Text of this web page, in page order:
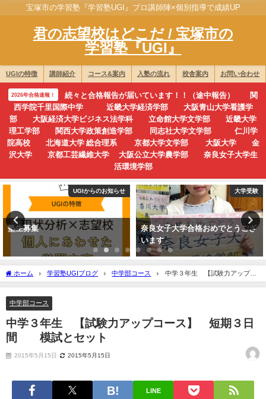
宝塚市の学習塾『学習塾UGI』プロ講師陣×個別指導で成績UP
君の志望校はどこだ / 宝塚市の
学習塾『UGI』
UGIの特徴 講師紹介 コース&案内 入塾の流れ 校舎案内 お問い合わせ
2026年合格速報！
続々と合格報告が届いています！！（途中報告） 関
西学院千里国際中学 近畿大学経済学部 大阪青山大学看護学
部 大阪経済大学ビジネス法学科 立命館大学文学部 近畿大学
理工学部 関西大学政策創造学部 同志社大学文学部 仁川学
院高校 北海道大学 総合理系 京都大学文学部 大阪大学 金
沢大学 京都工芸繊維大学 大阪公立大学農学部 奈良女子大学生
活環境学部
UGIからのお知らせ
塾生募集
大学受験
奈良女子大学合格おめでとうござ
います
ホーム 学習塾UGIブログ 中学部コース
中学３年生 【試験力アップコ
ース】 短期３日間 模試とセット
中学部コース
中学３年生 【試験力アップコース】 短期３日
間 模試とセット
2015年5月15日 2015年5月15日
LINE